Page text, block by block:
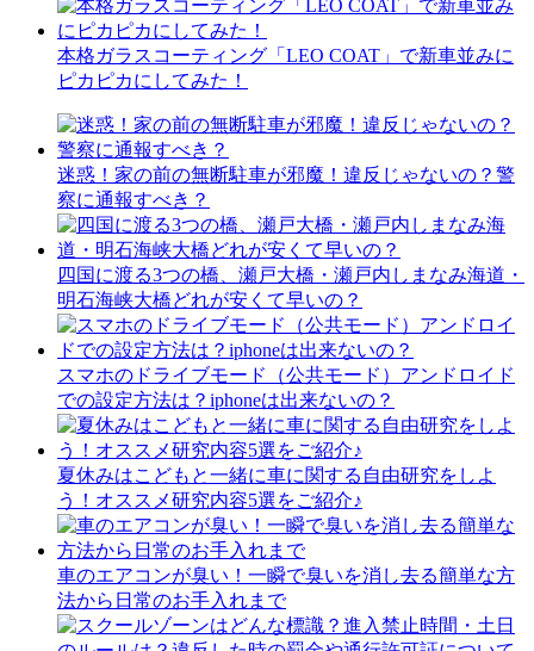
本格ガラスコーティング「LEO COAT」で新車並みに
ピカピカにしてみた！
迷惑！家の前の無断駐車が邪魔！違反じゃないの？警
察に通報すべき？
四国に渡る3つの橋、瀬戸大橋・瀬戸内しまなみ海道・
明石海峡大橋どれが安くて早いの？
スマホのドライブモード（公共モード）アンドロイド
での設定方法は？iphoneは出来ないの？
夏休みはこどもと一緒に車に関する自由研究をしよ
う！オススメ研究内容5選をご紹介♪
車のエアコンが臭い！一瞬で臭いを消し去る簡単な方
法から日常のお手入れまで